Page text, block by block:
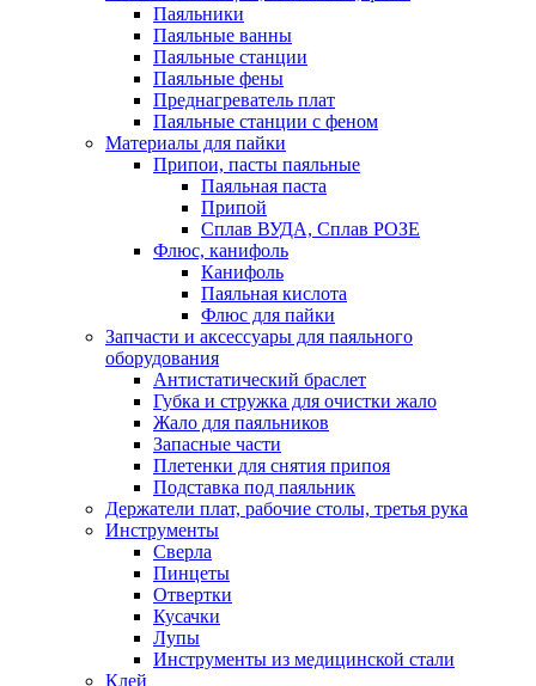
Паяльники
Паяльные ванны
Паяльные станции
Паяльные фены
Преднагреватель плат
Паяльные станции с феном
Материалы для пайки
Припои, пасты паяльные
Паяльная паста
Припой
Сплав ВУДА, Сплав РОЗЕ
Флюс, канифоль
Канифоль
Паяльная кислота
Флюс для пайки
Запчасти и аксессуары для паяльного
оборудования
Антистатический браслет
Губка и стружка для очистки жало
Жало для паяльников
Запасные части
Плетенки для снятия припоя
Подставка под паяльник
Держатели плат, рабочие столы, третья рука
Инструменты
Сверла
Пинцеты
Отвертки
Кусачки
Лупы
Инструменты из медицинской стали
Клей